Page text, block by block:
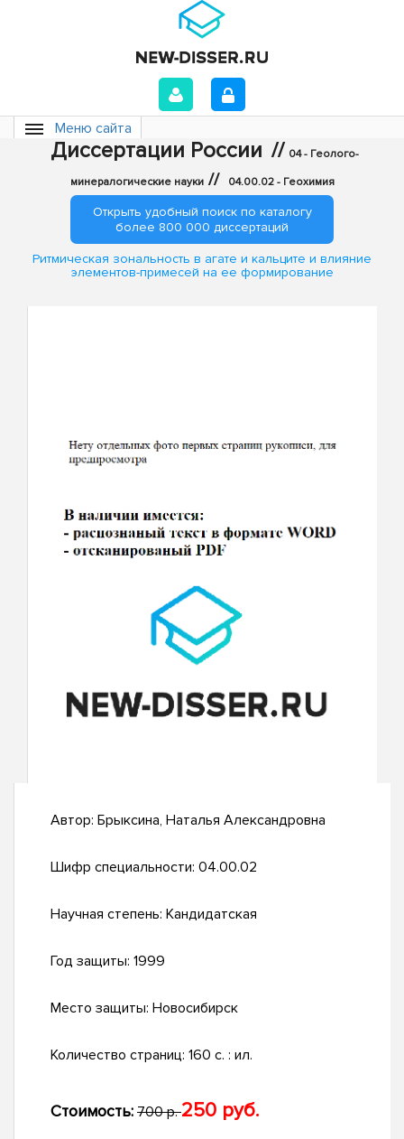
Меню сайта
Диссертации России // 04 - Геолого-
минералогические науки // 04.00.02 - Геохимия
Открыть удобный поиск по каталогу
более 800 000 диссертаций
Ритмическая зональность в агате и кальците и влияние
элементов-примесей на ее формирование
Автор: Брыксина, Наталья Александровна
Шифр специальности: 04.00.02
Научная степень: Кандидатская
Год защиты: 1999
Место защиты: Новосибирск
Количество страниц: 160 с. : ил.
Стоимость: 700 р.250 руб.